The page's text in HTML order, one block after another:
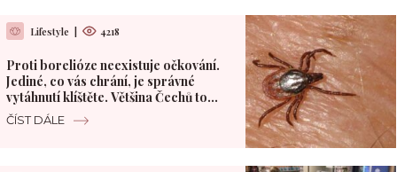
Lifestyle 4218
Proti borelióze neexistuje očkování.
Jediné, co vás chrání, je správné
vytáhnutí klíštěte. Většina Čechů to
dělá špatně
ČÍST DÁLE